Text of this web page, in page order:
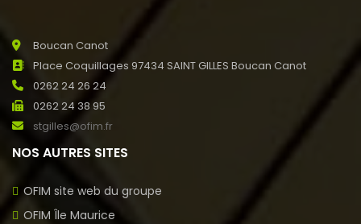
Boucan Canot
Place Coquillages 97434 SAINT GILLES Boucan Canot
0262 24 26 24
0262 24 38 95
stgilles@ofim.fr
NOS AUTRES SITES
OFIM site web du groupe
OFIM Île Maurice